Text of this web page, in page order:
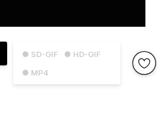
● SD-GIF
● HD-GIF
● MP4